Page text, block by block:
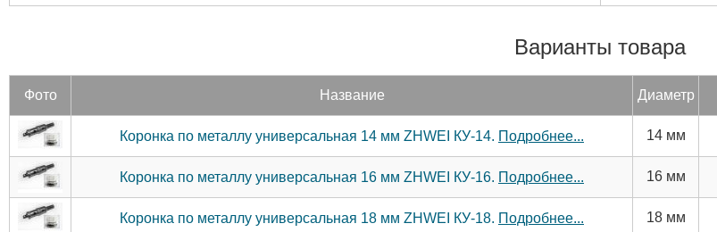
Варианты товара
Фото Название Ди­аметр
Коронка по металлу универсальная 14 мм ZHWEI КУ-14. Подробнее... 14 мм
Коронка по металлу универсальная 16 мм ZHWEI КУ-16. Подробнее... 16 мм
Коронка по металлу универсальная 18 мм ZHWEI КУ-18. Подробнее... 18 мм